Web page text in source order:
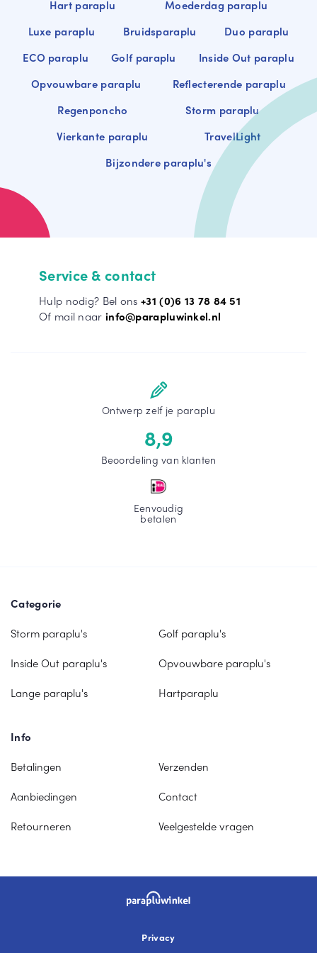
Hart paraplu
Moederdag paraplu
Luxe paraplu
Bruidsparaplu
Duo paraplu
ECO paraplu
Golf paraplu
Inside Out paraplu
Opvouwbare paraplu
Reflecterende paraplu
Regenponcho
Storm paraplu
Vierkante paraplu
TravelLight
Bijzondere paraplu's
Service & contact
Hulp nodig? Bel ons +31 (0)6 13 78 84 51
Of mail naar info@parapluwinkel.nl
Ontwerp zelf je paraplu
8,9
Beoordeling van klanten
Eenvoudig
betalen
Categorie
Storm paraplu's
Golf paraplu's
Inside Out paraplu's
Opvouwbare paraplu's
Lange paraplu's
Hartparaplu
Info
Betalingen
Verzenden
Aanbiedingen
Contact
Retourneren
Veelgestelde vragen
Privacy